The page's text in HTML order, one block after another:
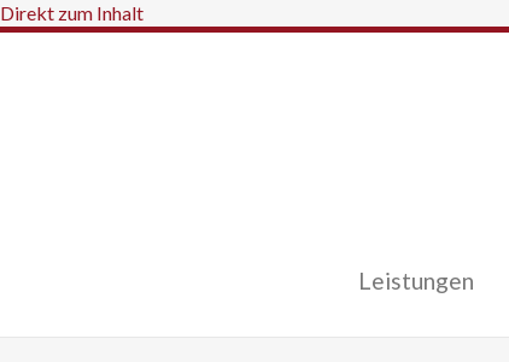
Direkt zum Inhalt
Leistungen